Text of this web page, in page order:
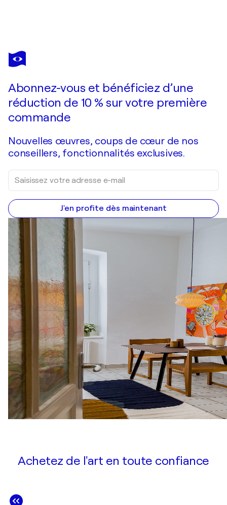
ULLI STEINKÜLLER
van Schaik
Abonnez-vous et bénéficiez d’une
réduction de 10 % sur votre première
commande
Nouvelles œuvres, coups de cœur de nos
conseillers, fonctionnalités exclusives.
J'en profite dès maintenant
Achetez de l'art en toute confiance